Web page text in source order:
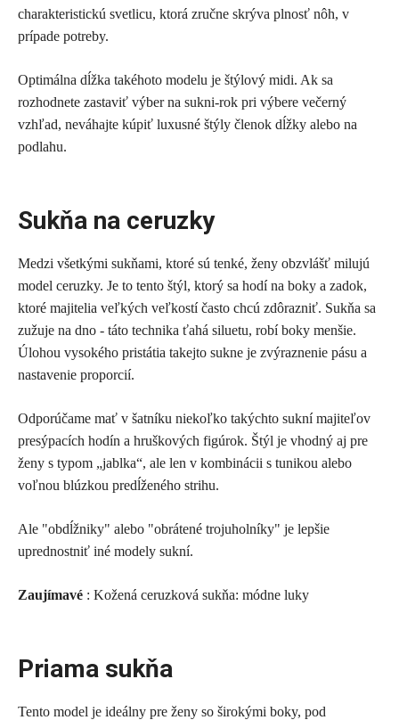
charakteristickú svetlicu, ktorá zručne skrýva plnosť nôh, v
prípade potreby.
Optimálna dĺžka takéhoto modelu je štýlový midi. Ak sa
rozhodnete zastaviť výber na sukni-rok pri výbere večerný
vzhľad, neváhajte kúpiť luxusné štýly členok dĺžky alebo na
podlahu.
Sukňa na ceruzky
Medzi všetkými sukňami, ktoré sú tenké, ženy obzvlášť milujú
model ceruzky. Je to tento štýl, ktorý sa hodí na boky a zadok,
ktoré majitelia veľkých veľkostí často chcú zdôrazniť. Sukňa sa
zužuje na dno - táto technika ťahá siluetu, robí boky menšie.
Úlohou vysokého pristátia takejto sukne je zvýraznenie pásu a
nastavenie proporcií.
Odporúčame mať v šatníku niekoľko takýchto sukní majiteľov
presýpacích hodín a hruškových figúrok. Štýl je vhodný aj pre
ženy s typom „jablka“, ale len v kombinácii s tunikou alebo
voľnou blúzkou predĺženého strihu.
Ale "obdĺžniky" alebo "obrátené trojuholníky" je lepšie
uprednostniť iné modely sukní.
Zaujímavé : Kožená ceruzková sukňa: módne luky
Priama sukňa
Tento model je ideálny pre ženy so širokými boky, pod